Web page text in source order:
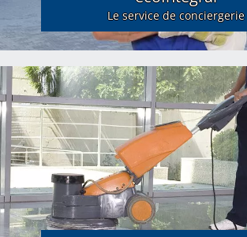
Le service de conciergerie